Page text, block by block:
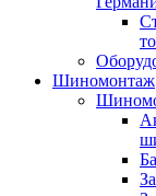
Шиномонтаж